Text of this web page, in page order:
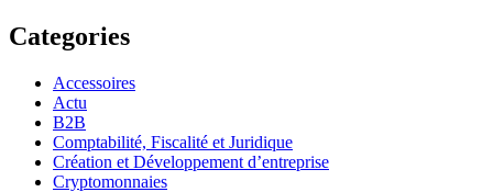
Categories
Accessoires
Actu
B2B
Comptabilité, Fiscalité et Juridique
Création et Développement d’entreprise
Cryptomonnaies